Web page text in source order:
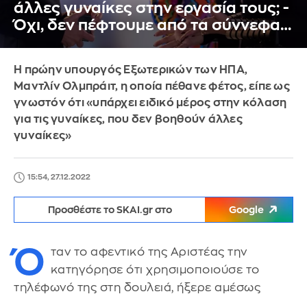
άλλες γυναίκες στην εργασία τους; -
Όχι, δεν πέφτουμε από τα σύννεφα…
Η πρώην υπουργός Εξωτερικών των ΗΠΑ,
Μαντλίν Ολμπράιτ, η οποία πέθανε φέτος, είπε ως
γνωστόν ότι «υπάρχει ειδικό μέρος στην κόλαση
για τις γυναίκες, που δεν βοηθούν άλλες
γυναίκες»
15:54, 27.12.2022
Προσθέστε το SKAI.gr στο Google
Ό ταν το αφεντικό της Αριστέας την
κατηγόρησε ότι χρησιμοποιούσε το
τηλέφωνό της στη δουλειά, ήξερε αμέσως